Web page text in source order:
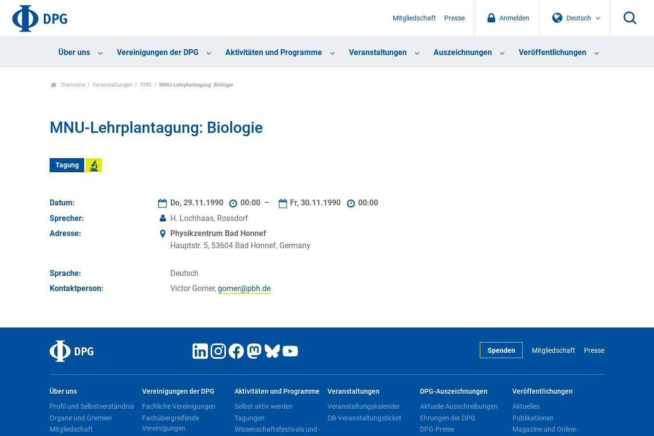
Deutsch
Anmelden
Mitgliedschaft Presse
Über uns Vereinigungen der DPG Aktivitäten und Programme Veranstaltungen Auszeichnungen Veröffentlichungen
Startseite Veranstaltungen 1990 MNU-Lehrplantagung: Biologie
MNU-Lehrplantagung: Biologie
Tagung
Datum: Do, 29.11.1990 00:00 – Fr, 30.11.1990
00:00
Sprecher:
H. Lochhaas, Rossdorf
Adresse:
Physikzentrum Bad Honnef
Hauptstr. 5, 53604 Bad Honnef, Germany
Sprache:
Deutsch
Kontakt­person:
Victor Gomer,
Spenden Mitgliedschaft Presse
Über uns
Profil und Selbstverständnis
Organe und Gremien
Mitgliedschaft
Vereinigungen der DPG
Fachliche Vereinigungen
Fachübergreifende
Vereinigungen
Aktivitäten und Programme
Selbst aktiv werden
Tagungen
Wissenschaftsfestivals und -
Veranstaltungen
Veranstaltungskalender
DB-Veranstaltungsticket
DPG-Auszeichnungen
Aktuelle Ausschreibungen
Ehrungen der DPG
DPG-Preise
Veröffentlichungen
Aktuelles
Publikationen
Magazine und Online-